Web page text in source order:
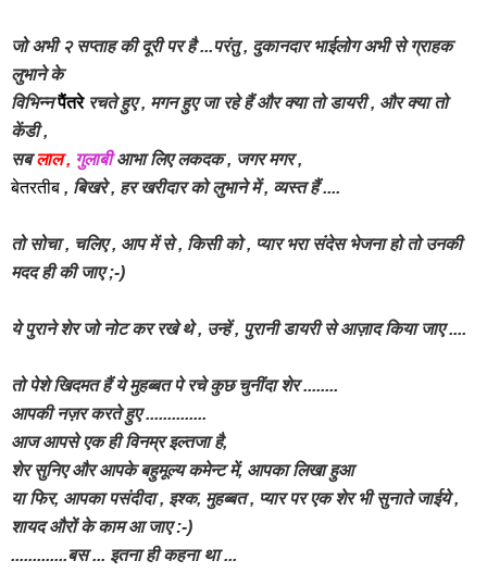
जो अभी २ सप्ताह की दूरी पर है ...परंतु , दुकानदार भाईलोग अभी से ग्राहक
लुभाने के
विभिन्नपैंतरे रचते हुए , मगन हुए जा रहे हैं और क्या तो डायरी , और क्या तो
केंडी ,
सबलाल , गुलाबीआभा लिए लकदक , जगर मगर ,
बेतरतीब , बिखरे , हर खरीदार को लुभाने में , व्यस्त हैं ....
तो सोचा , चलिए , आप में से , किसी को , प्यार भरा संदेस भेजना हो तो उनकी
मदद ही की जाए ;-)
ये पुराने शेर जो नोट कर रखे थे , उन्हें , पुरानी डायरी से आज़ाद किया जाए ....
तो पेशे खिदमत हैं ये मुहब्बत पे रचे कुछ चुनींदा शेर ........
आपकी नज़र करते हुए ..............
आज आपसे एक ही विनम्र इल्तजा है,
शेर सुनिए और आपके बहुमूल्य कमेन्ट में, आपका लिखा हुआ
या फिर, आपका पसंदीदा , इश्क, मुहब्बत , प्यारपर एक शेर भी सुनाते जाईये ,
शायद औरों के काम आ जाए :-)
.............बस ... इतना ही कहना था ...